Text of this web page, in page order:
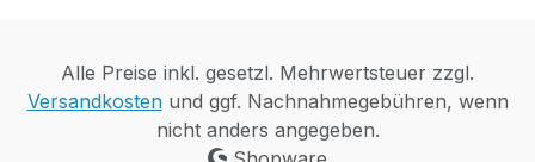
Alle Preise inkl. gesetzl. Mehrwertsteuer zzgl.
Versandkostenund ggf. Nachnahmegebühren, wenn
nicht anders angegeben.